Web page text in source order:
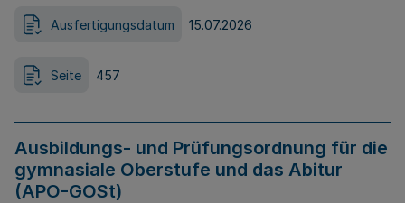
Ausfertigungsdatum 15.07.2026
Seite 457
Ausbildungs- und Prüfungsordnung für die
gymnasiale Oberstufe und das Abitur
(APO-GOSt)